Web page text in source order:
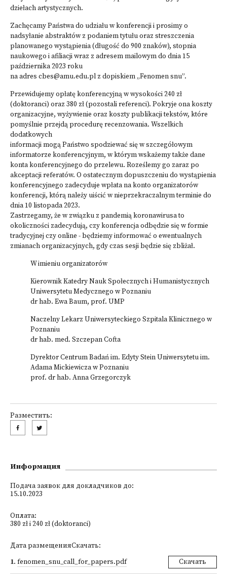
dziełach artystycznych.
Zachęcamy Państwa do udziału w konferencji i prosimy o
nadsyłanie abstraktów z podaniem tytułu oraz streszczenia
planowanego wystąpienia (długość do 900 znaków), stopnia
naukowego i afiliacji wraz z adresem mailowym do dnia 15
października 2023 roku
na adres cbes@amu.edu.pl z dopiskiem „Fenomen snu”.
Przewidujemy opłatę konferencyjną w wysokości 240 zł
(doktoranci) oraz 380 zł (pozostali referenci). Pokryje ona koszty
organizacyjne, wyżywienie oraz koszty publikacji tekstów, które
pomyślnie przejdą procedurę recenzowania. Wszelkich
dodatkowych
informacji mogą Państwo spodziewać się w szczegółowym
informatorze konferencyjnym, w którym wskażemy także dane
konta konferencyjnego do przelewu. Roześlemy go zaraz po
akceptacji referatów. O ostatecznym dopuszczeniu do wystąpienia
konferencyjnego zadecyduje wpłata na konto organizatorów
konferencji, którą należy uiścić w nieprzekraczalnym terminie do
dnia 10 listopada 2023.
Zastrzegamy, że w związku z pandemią koronawirusa to
okoliczności zadecydują, czy konferencja odbędzie się w formie
tradycyjnej czy online - będziemy informować o ewentualnych
zmianach organizacyjnych, gdy czas sesji będzie się zbliżał.
W imieniu organizatorów
Kierownik Katedry Nauk Społecznych i Humanistycznych
Uniwersytetu Medycznego w Poznaniu
dr hab. Ewa Baum, prof. UMP
Naczelny Lekarz Uniwersyteckiego Szpitala Klinicznego w
Poznaniu
dr hab. med. Szczepan Cofta
Dyrektor Centrum Badań im. Edyty Stein Uniwersytetu im.
Adama Mickiewicza w Poznaniu
prof. dr hab. Anna Grzegorczyk
Разместить:
Информация
Подача заявок для докладчиков до:
15.10.2023
Оплата:
380 zł i 240 zł (doktoranci)
Дата размещенияСкачать:
1. fenomen_snu_call_for_papers.pdf Скачать